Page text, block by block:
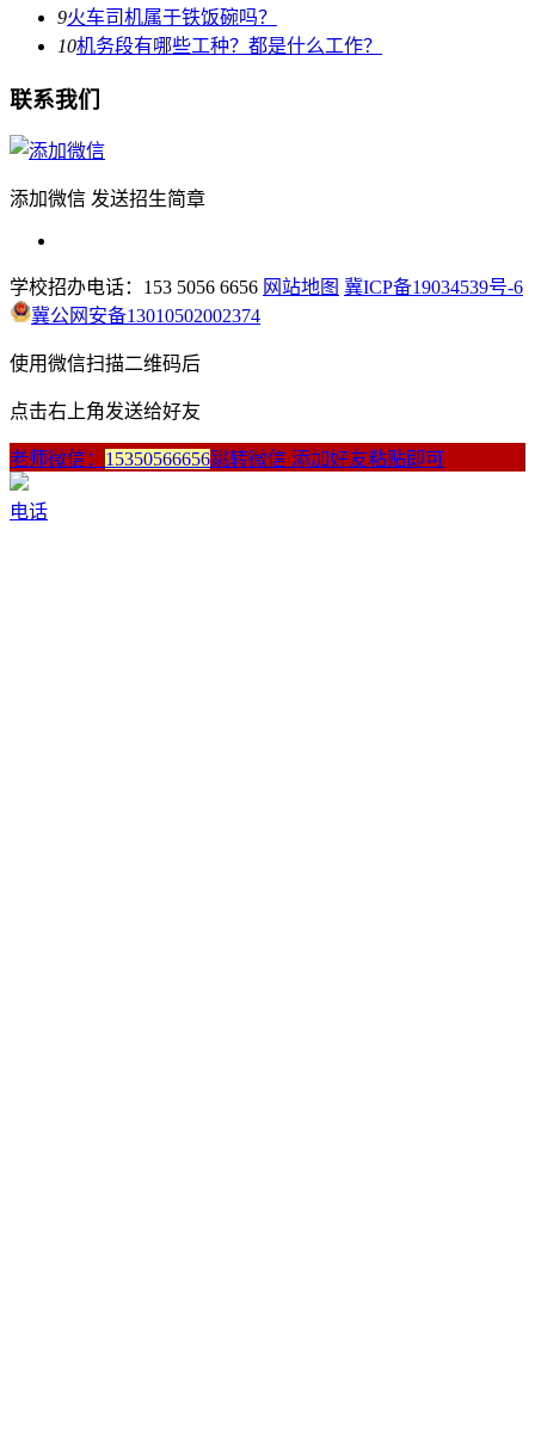
9火车司机属于铁饭碗吗？
10机务段有哪些工种？都是什么工作？
联系我们
添加微信 发送招生简章
学校招办电话：153 5056 6656 网站地图 冀ICP备19034539号-6
冀公网安备13010502002374
使用微信扫描二维码后
点击右上角发送给好友
老师微信： 15350566656跳转微信 添加好友粘贴即可
电话